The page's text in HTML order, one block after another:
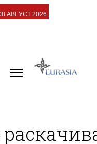
АВГУСТ 2026